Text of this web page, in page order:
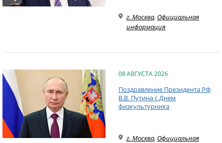
г. Москва, Официальная
информация
08 АВГУСТА 2026
Поздравление Президента РФ
В.В. Путина с Днем
физкультурника
г. Москва, Официальная